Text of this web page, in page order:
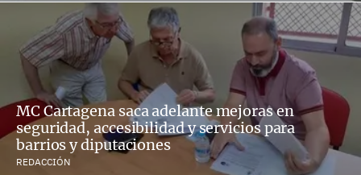
MC Cartagena saca adelante mejoras en
seguridad, accesibilidad y servicios para
barrios y diputaciones
REDACCIÓN